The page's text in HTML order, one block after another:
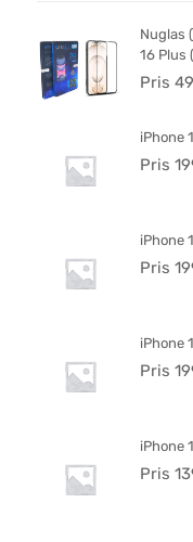
Nuglas
16 Plus
Pris
iPhone
Pris
iPhone
Pris
iPhone
Pris
iPhone
Pris